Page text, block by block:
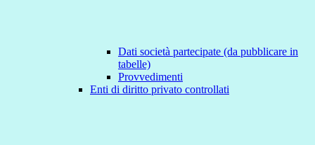
Dati società partecipate (da pubblicare in
tabelle)
Provvedimenti
Enti di diritto privato controllati